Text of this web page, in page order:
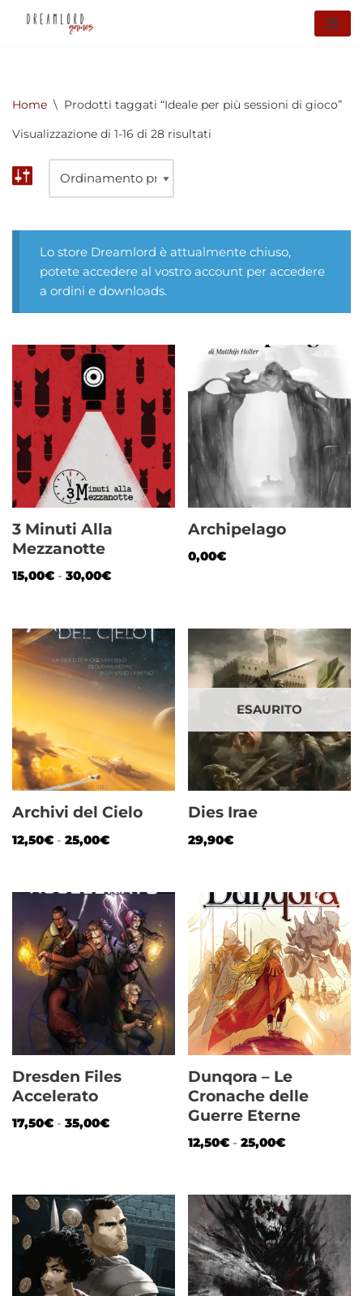
Home \ Prodotti taggati “Ideale per più sessioni di gioco”
Visualizzazione di 1-16 di 28 risultati
Lo store Dreamlord è attualmente chiuso,
potete accedere al vostro account per accedere
a ordini e downloads.
3 Minuti Alla
Mezzanotte
15,00€ - 30,00€
Archipelago
0,00€
Archivi del Cielo
12,50€ - 25,00€
ESAURITO
Dies Irae
29,90€
Dresden Files
Accelerato
17,50€ - 35,00€
Dunqora – Le
Cronache delle
Guerre Eterne
12,50€ - 25,00€